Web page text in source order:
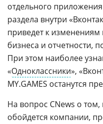
отдельного
раздела внутри
приведет к изменениям
бизнеса и отчетности,
При этом наиболее
«Одноклассники»,
MY.GAMES останутся
На вопрос CNews о
обойдется компании,